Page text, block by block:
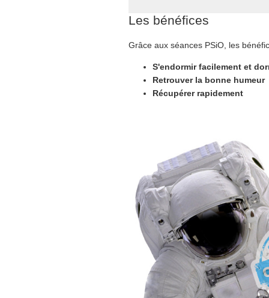
Les bénéfices
Grâce aux séances PSiO, les
S'endormir facilement et
Retrouver la bonne humeur
Récupérer rapidement